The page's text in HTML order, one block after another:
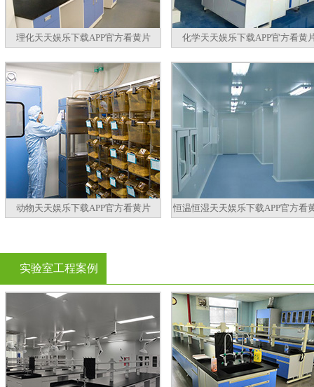
理化天天娱乐下载APP官方看黄片 化学天天娱乐下载APP官方看黄
动物天天娱乐下载APP官方看黄片 恒温恒湿天天娱乐下载APP官方看
实验室工程案例